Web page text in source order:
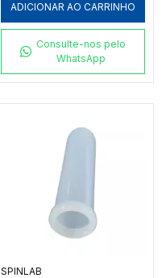
ADICIONAR AO CARRINHO
Consulte-nos pelo
WhatsApp
SPINLAB